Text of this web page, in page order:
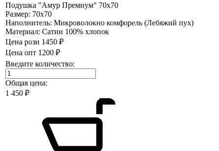
Подушка "Амур Премиум" 70х70
Размер: 70х70
Наполнитель: Микроволокно комфорель (Лебяжий пух)
Материал: Сатин 100% хлопок
Цена розн 1450 ₽
Цена опт 1200 ₽
Введите количество:
Общая цена:
1 450 ₽